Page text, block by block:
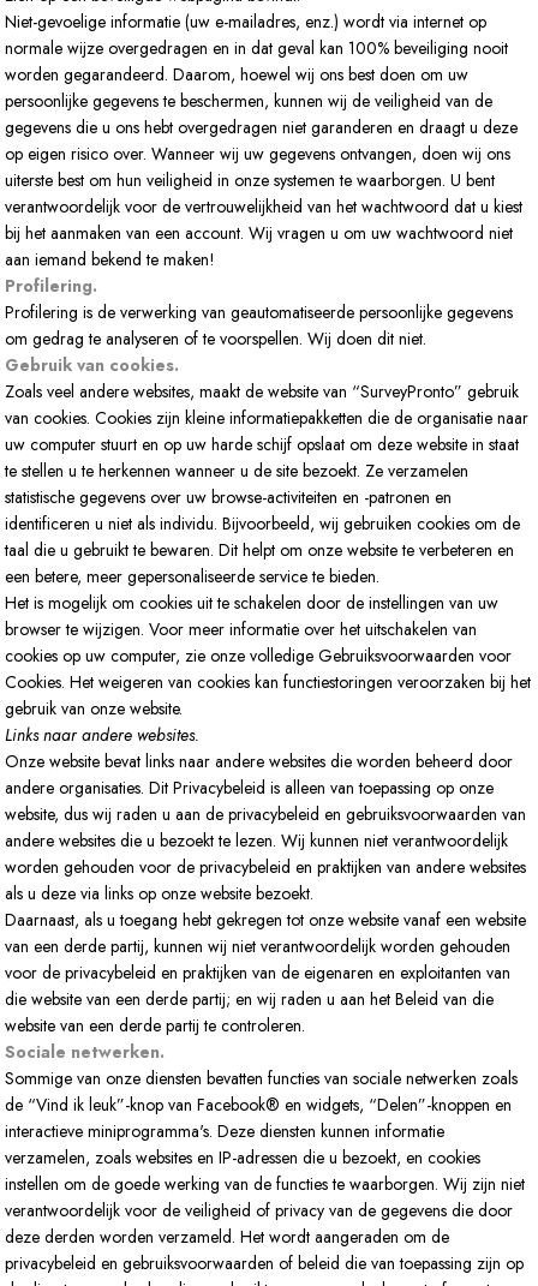
Niet-gevoelige informatie (uw e-mailadres, enz.) wordt via internet op
normale wijze overgedragen en in dat geval kan 100% beveiliging nooit
worden gegarandeerd. Daarom, hoewel wij ons best doen om uw
persoonlijke gegevens te beschermen, kunnen wij de veiligheid van de
gegevens die u ons hebt overgedragen niet garanderen en draagt u deze
op eigen risico over. Wanneer wij uw gegevens ontvangen, doen wij ons
uiterste best om hun veiligheid in onze systemen te waarborgen. U bent
verantwoordelijk voor de vertrouwelijkheid van het wachtwoord dat u kiest
bij het aanmaken van een account. Wij vragen u om uw wachtwoord niet
aan iemand bekend te maken!
Profilering.
Profilering is de verwerking van geautomatiseerde persoonlijke gegevens
om gedrag te analyseren of te voorspellen. Wij doen dit niet.
Gebruik van cookies.
Zoals veel andere websites, maakt de website van “SurveyPronto” gebruik
van cookies. Cookies zijn kleine informatiepakketten die de organisatie naar
uw computer stuurt en op uw harde schijf opslaat om deze website in staat
te stellen u te herkennen wanneer u de site bezoekt. Ze verzamelen
statistische gegevens over uw browse-activiteiten en -patronen en
identificeren u niet als individu. Bijvoorbeeld, wij gebruiken cookies om de
taal die u gebruikt te bewaren. Dit helpt om onze website te verbeteren en
een betere, meer gepersonaliseerde service te bieden.
Het is mogelijk om cookies uit te schakelen door de instellingen van uw
browser te wijzigen. Voor meer informatie over het uitschakelen van
cookies op uw computer, zie onze volledige Gebruiksvoorwaarden voor
Cookies. Het weigeren van cookies kan functiestoringen veroorzaken bij het
gebruik van onze website.
Links naar andere websites.
Onze website bevat links naar andere websites die worden beheerd door
andere organisaties. Dit Privacybeleid is alleen van toepassing op onze
website, dus wij raden u aan de privacybeleid en gebruiksvoorwaarden van
andere websites die u bezoekt te lezen. Wij kunnen niet verantwoordelijk
worden gehouden voor de privacybeleid en praktijken van andere websites
als u deze via links op onze website bezoekt.
Daarnaast, als u toegang hebt gekregen tot onze website vanaf een website
van een derde partij, kunnen wij niet verantwoordelijk worden gehouden
voor de privacybeleid en praktijken van de eigenaren en exploitanten van
die website van een derde partij; en wij raden u aan het Beleid van die
website van een derde partij te controleren.
Sociale netwerken.
Sommige van onze diensten bevatten functies van sociale netwerken zoals
de “Vind ik leuk”-knop van Facebook® en widgets, “Delen”-knoppen en
interactieve miniprogramma's. Deze diensten kunnen informatie
verzamelen, zoals websites en IP-adressen die u bezoekt, en cookies
instellen om de goede werking van de functies te waarborgen. Wij zijn niet
verantwoordelijk voor de veiligheid of privacy van de gegevens die door
deze derden worden verzameld. Het wordt aangeraden om de
privacybeleid en gebruiksvoorwaarden of beleid die van toepassing zijn op